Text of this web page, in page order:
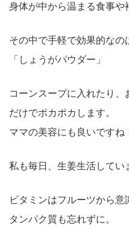
身体が中から温まる食事や
その中で手軽で効果的なの
「しょうがパウダー」
コーンスープに入れたり
だけでポカポカします。
ママの美容にも良いですね
私も毎日、生姜生活してい
ビタミンはフルーツから意
タンパク質も忘れずに。